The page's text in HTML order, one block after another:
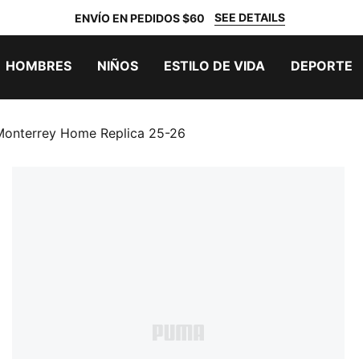
ENVÍO EN PEDIDOS $60 SEE DETAILS
HOMBRES NIÑOS ESTILO DE VIDA DEPORTE
Home Replica 25-26